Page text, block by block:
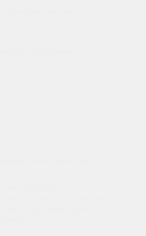
дворового
«Лучший жилой
пространства.
172 ведущих
ежегодно
масштабность